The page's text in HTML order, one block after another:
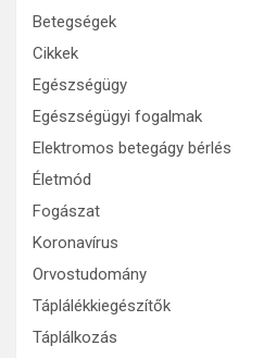
Betegségek
Cikkek
Egészségügy
Egészségügyi fogalmak
Elektromos betegágy bérlés
Életmód
Fogászat
Koronavírus
Orvostudomány
Táplálékkiegészítők
Táplálkozás